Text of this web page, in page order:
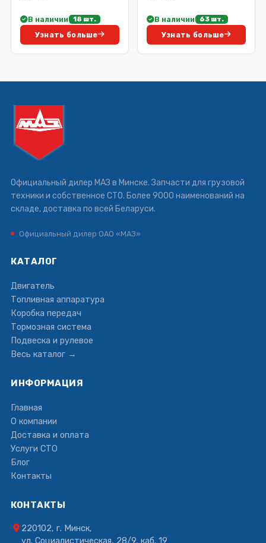
В наличии 18 шт.
Узнать больше
В наличии 63 шт.
Узнать больше
Официальный дилер МАЗ в Минске. Запчасти для грузовой
техники и собственное СТО. Более 9000 наименований на
складе, доставка по всей Беларуси.
Официальный дилер ОАО «МАЗ»
КАТАЛОГ
Двигатель
Топливная аппаратура
Коробка передач
Тормозная система
Подвеска и рулевое
Весь каталог →
ИНФОРМАЦИЯ
Главная
О компании
Доставка и оплата
Услуги СТО
Блог
Контакты
КОНТАКТЫ
220102, г. Минск,
ул. Социалистическая, 28/9, каб. 19